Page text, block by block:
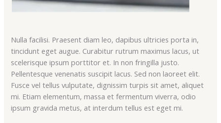
Nulla facilisi. Praesent diam leo, dapibus ultricies porta in,
tincidunt eget augue. Curabitur rutrum maximus lacus, ut
scelerisque ipsum porttitor et. In non fringilla justo.
Pellentesque venenatis suscipit lacus. Sed non laoreet elit.
Fusce vel tellus vulputate, dignissim turpis sit amet, aliquet
mi. Etiam elementum, massa et fermentum viverra, odio
ipsum gravida metus, at interdum tellus est eget mi.